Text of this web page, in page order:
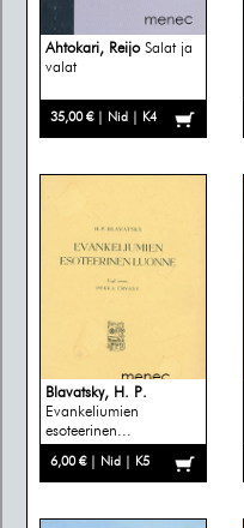
Ahtokari, Reijo Salat ja
valat
35,00 € | Nid | K4
Blavatsky, H. P.
Evankeliumien
esoteerinen...
6,00 € | Nid | K5